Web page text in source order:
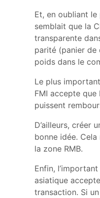
Et, en oubliant
semblait que la
transparente
parité (panier de
poids dans le
Le plus
FMI accepte que
puissent
D’ailleurs, créer
bonne idée.
la zone RMB.
Enfin,
asiatique
transaction. Si